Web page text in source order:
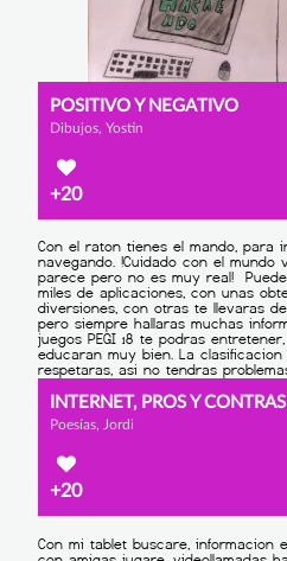
POSITIVO Y NEGATIVO
Dibujos, Yostin
+20
INTERNET, PROS Y CONTRAS
Poesías, Jordi
+20